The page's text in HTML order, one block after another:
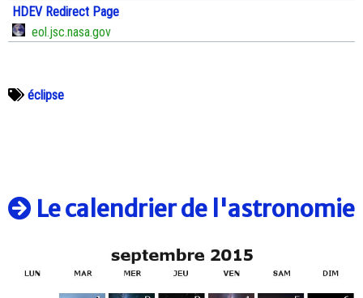
HDEV Redirect Page
eol.jsc.nasa.gov
éclipse
Le calendrier de l'astronomie